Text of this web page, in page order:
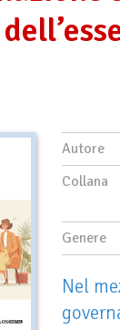
Autore
Collana
Genere
Nel